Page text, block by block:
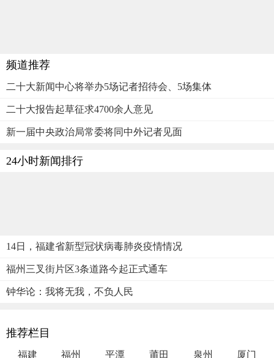
频道推荐
二十大新闻中心将举办5场记者招待会、5场集体
二十大报告起草征求4700余人意见
新一届中央政治局常委将同中外记者见面
24小时新闻排行
14日，福建省新型冠状病毒肺炎疫情情况
福州三叉街片区3条道路今起正式通车
钟华论：我将无我，不负人民
推荐栏目
福建 福州 平潭 莆田 泉州 厦门